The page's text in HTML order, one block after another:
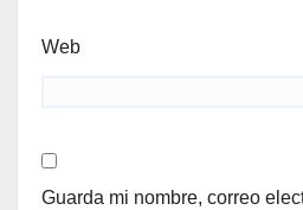
Web
Guarda mi nombre, correo